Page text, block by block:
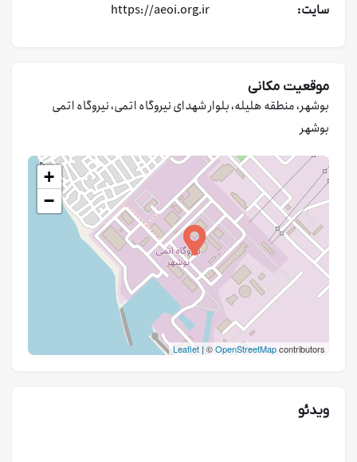
سایت:
https://aeoi.org.ir
موقعیت مکانی
بوشهر، منطقه هلیله، بلوار شهدای نیروگاه اتمی، نیروگاه اتمی
بوشهر
+
−
Leaflet | ©OpenStreetMapcontributors
ویدئو